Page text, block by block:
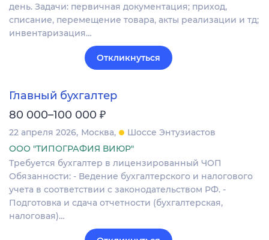
день. Задачи: первичная документация; приход,
списание, перемещение товара, акты реализации и тд;
инвентаризация…
Откликнуться
Главный бухгалтер
80 000–100 000 ₽
22 апреля 2026 Москва
Шоссе Энтузиастов
ООО "ТИПОГРАФИЯ ВИЮР"
Требуется бухгалтер в лицензированный ЧОП
Обязанности: - Ведение бухгалтерского и налогового
учета в соответствии с законодательством РФ. -
Подготовка и сдача отчетности (бухгалтерская,
налоговая)…